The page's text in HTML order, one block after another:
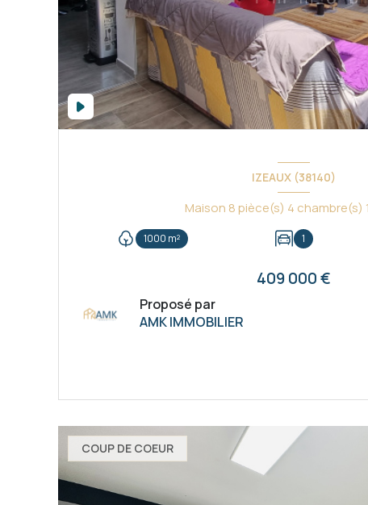
IZEAUX (38140)
1000 m² 1
409 000 €
Proposé par
AMK IMMOBILIER
COUP DE COEUR